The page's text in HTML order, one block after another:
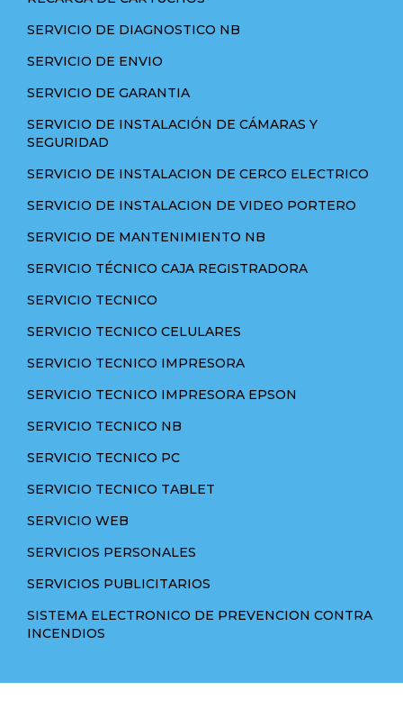
SERVICIO DE DIAGNOSTICO NB
SERVICIO DE ENVIO
SERVICIO DE GARANTIA
SERVICIO DE INSTALACIÓN DE CÁMARAS Y
SEGURIDAD
SERVICIO DE INSTALACION DE CERCO ELECTRICO
SERVICIO DE INSTALACION DE VIDEO PORTERO
SERVICIO DE MANTENIMIENTO NB
SERVICIO TÉCNICO CAJA REGISTRADORA
SERVICIO TECNICO
SERVICIO TECNICO CELULARES
SERVICIO TECNICO IMPRESORA
SERVICIO TECNICO IMPRESORA EPSON
SERVICIO TECNICO NB
SERVICIO TECNICO PC
SERVICIO TECNICO TABLET
SERVICIO WEB
SERVICIOS PERSONALES
SERVICIOS PUBLICITARIOS
SISTEMA ELECTRONICO DE PREVENCION CONTRA
INCENDIOS